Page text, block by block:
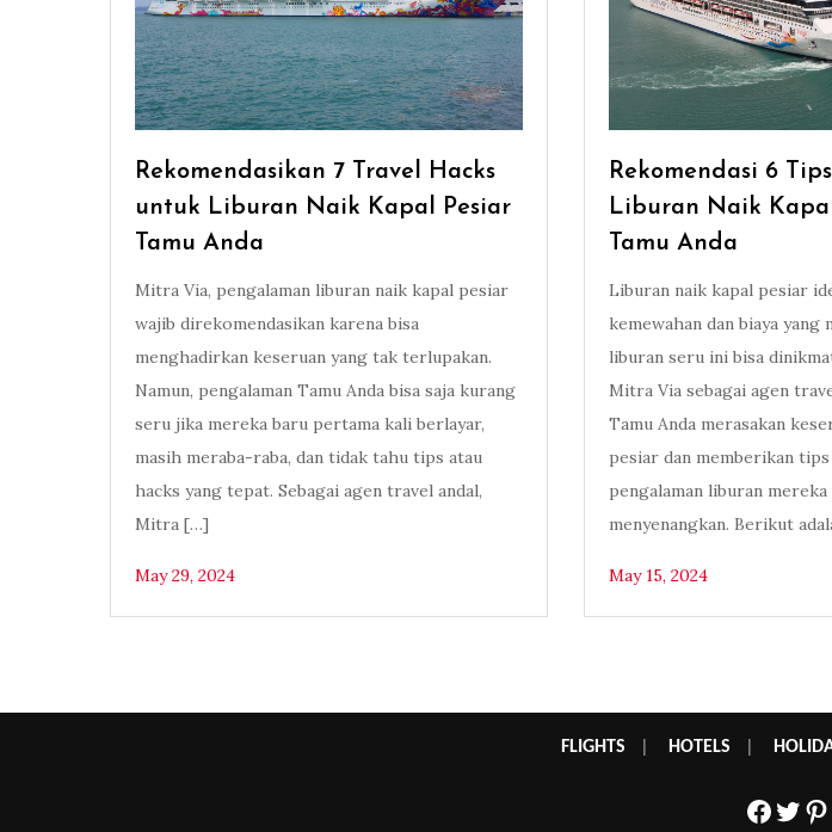
Rekomendasikan 7 Travel Hacks
untuk Liburan Naik Kapal Pesiar
Tamu Anda
Mitra Via, pengalaman liburan naik kapal pesiar
wajib direkomendasikan karena bisa
menghadirkan keseruan yang tak terlupakan.
Namun, pengalaman Tamu Anda bisa saja kurang
seru jika mereka baru pertama kali berlayar,
masih meraba-raba, dan tidak tahu tips atau
hacks yang tepat. Sebagai agen travel andal,
Mitra […]
May 29, 2024
Rekomendasi 6
Liburan Naik
Tamu Anda
Liburan naik kapal pesiar
kemewahan dan biaya yang
liburan seru ini bisa
Mitra Via sebagai agen
Tamu Anda merasakan
pesiar dan memberikan
pengalaman liburan
menyenangkan. Berikut
May 15, 2024
FLIGHTS HOTELS